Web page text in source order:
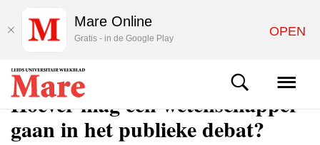
ACHTERGROND
Hoever mag een wetenschapper
gaan in het publieke debat?
Mare Online
Gratis - in de Google Play OPEN